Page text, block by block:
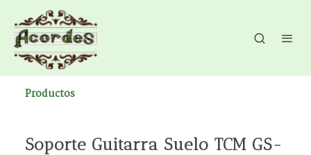
Productos
Soporte Guitarra Suelo TCM GS-